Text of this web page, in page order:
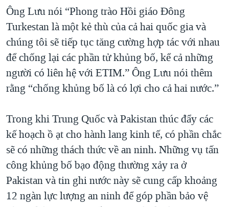
Ông Lưu nói “Phong trào Hồi giáo Đông
Turkestan là một kẻ thù của cả hai quốc gia và
chúng tôi sẽ tiếp tục tăng cường hợp tác với nhau
để chống lại các phần tử khủng bố, kể cả những
người có liên hệ với ETIM.” Ông Lưu nói thêm
rằng “chống khủng bố là có lợi cho cả hai nước.”
Trong khi Trung Quốc và Pakistan thúc đẩy các
kế hoạch ồ ạt cho hành lang kinh tế, có phần chắc
sẽ có những thách thức về an ninh. Những vụ tấn
công khủng bố bạo động thường xảy ra ở
Pakistan và tin ghi nước này sẽ cung cấp khoảng
12 ngàn lực lượng an ninh để góp phần bảo vệ